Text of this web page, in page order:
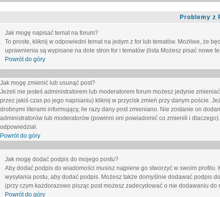
Problemy z
Jak mogę napisać temat na forum?
To proste, kliknij w odpowiedni temat na jedym z for lub tematów. Możliwe, że
uprawnienia są wypisane na dole stron for i tematów (lista Możesz pisać nowe
Powrót do góry
Jak mogę zmienić lub usunąć post?
Jeżeli nie jesteś administratorem lub moderatorem forum możesz jedynie
przez jakiś czas po jego napisaniu) kliknij w przycisk zmień przy danym poście.
drobnymi literami informujący, ile razy dany post zmieniano. Nie zostanie on
administratorów lub moderatorów (powinni oni powiadomić co zmienili i
odpowiedział.
Powrót do góry
Jak mogę dodać podpis do mojego postu?
Aby dodać podpis do wiadomości musisz najpierw go stworzyć w swoim
wysyłania postu, aby dodać podpis. Możesz także domyślnie dodawać podpis
(przy czym każdorazowo pisząc post możesz zadecydować o nie dodawaniu
Powrót do góry